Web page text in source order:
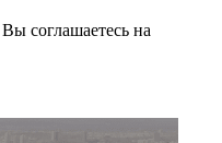
соглашаетесь на